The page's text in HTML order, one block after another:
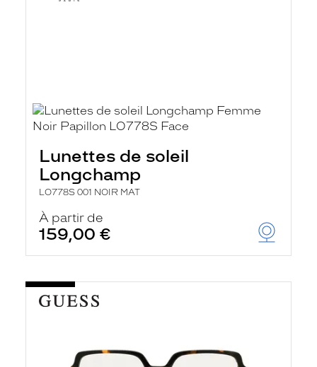
Lunettes de soleil
Longchamp
LO778S 001 NOIR MAT
À partir de
159,00 €